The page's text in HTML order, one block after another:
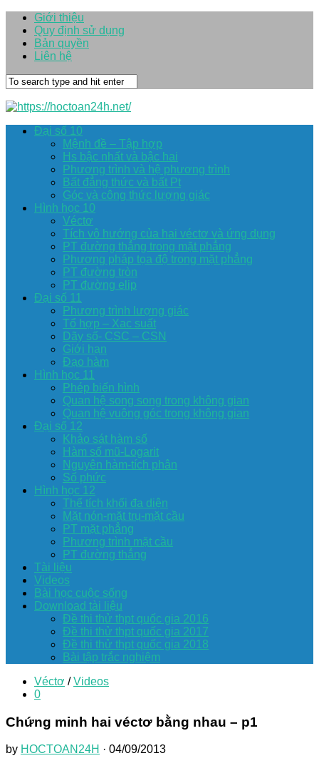
Giới thiệu
Quy định sử dụng
Bản quyền
Liên hệ
Đại số 10
Mệnh đề – Tập hợp
Hs bậc nhất và bậc hai
Phương trình và hệ phương trình
Bất đẳng thức và bất Pt
Góc và công thức lượng giác
Hình học 10
Véctơ
Tích vô hướng của hai véctơ và ứng dụng
PT đường thẳng trong mặt phẳng
Phương pháp tọa độ trong mặt phẳng
PT đường tròn
PT đường elip
Đại số 11
Phương trình lượng giác
Tổ hợp – Xac suất
Dãy số- CSC – CSN
Giới hạn
Đạo hàm
Hình học 11
Phép biến hình
Quan hệ song song trong không gian
Quan hệ vuông góc trong không gian
Đại số 12
Khảo sát hàm số
Hàm số mũ-Logarit
Nguyên hàm-tích phân
Số phức
Hình học 12
Thể tích khối đa diện
Mặt nón-mặt trụ-mặt cầu
PT mặt phẳng
Phương trình mặt cầu
PT đường thẳng
Tài liệu
Videos
Bài học cuộc sống
Download tài liệu
Đề thi thử thpt quốc gia 2016
Đề thi thử thpt quốc gia 2017
Đề thi thử thpt quốc gia 2018
Bài tập trắc nghiệm
Véctơ / Videos
0
Chứng minh hai véctơ bằng nhau – p1
by HOCTOAN24H · 04/09/2013